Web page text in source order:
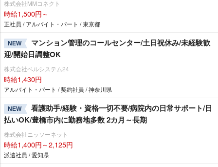
株式会社MMコネクト
時給1,500円～
正社員 / アルバイト・パート / 東京都
NEW
マンション管理のコールセンター/土日祝休み/未経験歓
迎/開始日調整OK
株式会社ベルシステム24
時給1,430円
アルバイト・パート / 契約社員 / 神奈川県
NEW
看護助手/経験・資格一切不要/病院内の日常サポート/日
払いOK/豊橋市内に勤務地多数 2カ月～長期
株式会社ニッソーネット
時給1,400円～2,125円
派遣社員 / 愛知県